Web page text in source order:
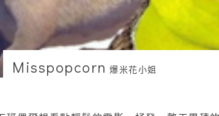
Misspopcorn 爆米花小姐